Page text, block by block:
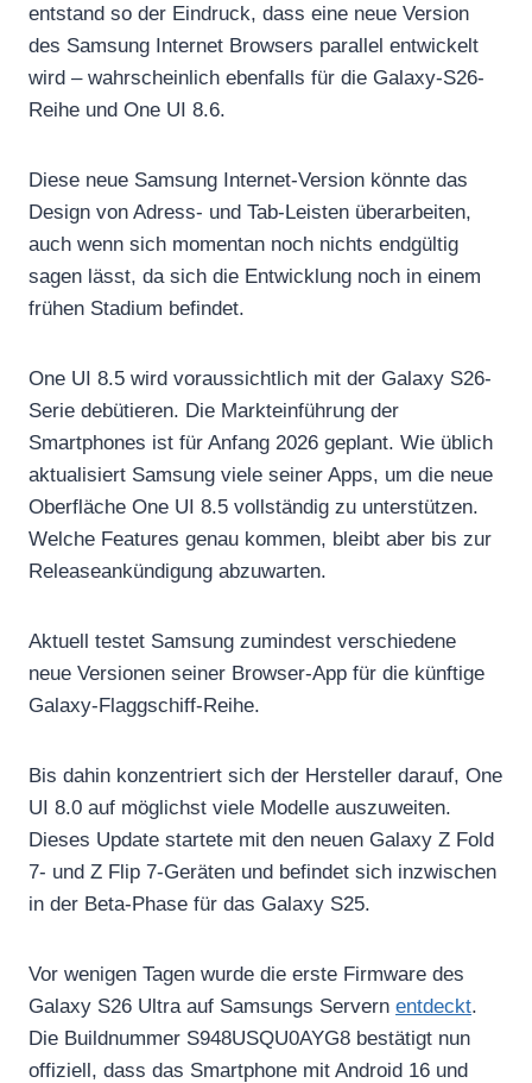
entstand so der Eindruck, dass eine neue Version
des Samsung Internet Browsers parallel entwickelt
wird – wahrscheinlich ebenfalls für die Galaxy-S26-
Reihe und One UI 8.6.
Diese neue Samsung Internet-Version könnte das
Design von Adress- und Tab-Leisten überarbeiten,
auch wenn sich momentan noch nichts endgültig
sagen lässt, da sich die Entwicklung noch in einem
frühen Stadium befindet.
One UI 8.5 wird voraussichtlich mit der Galaxy S26-
Serie debütieren. Die Markteinführung der
Smartphones ist für Anfang 2026 geplant. Wie üblich
aktualisiert Samsung viele seiner Apps, um die neue
Oberfläche One UI 8.5 vollständig zu unterstützen.
Welche Features genau kommen, bleibt aber bis zur
Releaseankündigung abzuwarten.
Aktuell testet Samsung zumindest verschiedene
neue Versionen seiner Browser-App für die künftige
Galaxy-Flaggschiff-Reihe.
Bis dahin konzentriert sich der Hersteller darauf, One
UI 8.0 auf möglichst viele Modelle auszuweiten.
Dieses Update startete mit den neuen Galaxy Z Fold
7- und Z Flip 7-Geräten und befindet sich inzwischen
in der Beta-Phase für das Galaxy S25.
Vor wenigen Tagen wurde die erste Firmware des
Galaxy S26 Ultra auf Samsungs Servern entdeckt.
Die Buildnummer S948USQU0AYG8 bestätigt nun
offiziell, dass das Smartphone mit Android 16 und